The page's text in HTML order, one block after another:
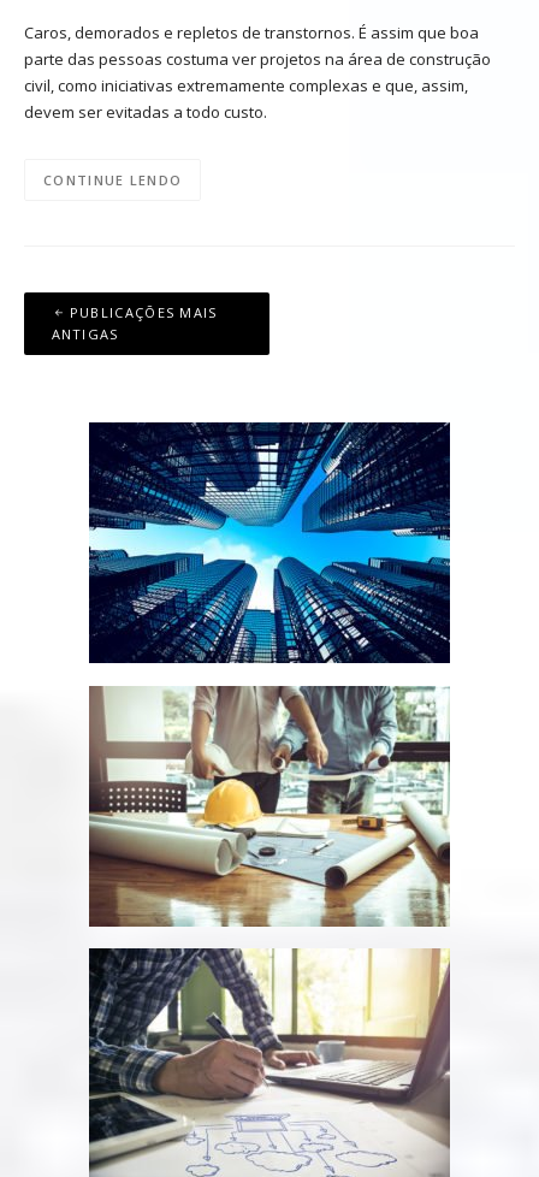
Caros, demorados e repletos de transtornos. É assim que boa
parte das pessoas costuma ver projetos na área de construção
civil, como iniciativas extremamente complexas e que, assim,
devem ser evitadas a todo custo.
CONTINUE LENDO
Navegação
por
PUBLICAÇÕES MAIS
ANTIGAS